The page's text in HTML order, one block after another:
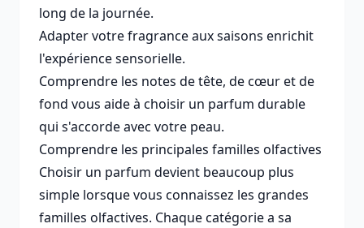
long de la journée.
Adapter votre fragrance aux saisons enrichit
l'expérience sensorielle.
Comprendre les notes de tête, de cœur et de
fond vous aide à choisir un parfum durable
qui s'accorde avec votre peau.
Comprendre les principales familles olfactives
Choisir un parfum devient beaucoup plus
simple lorsque vous connaissez les grandes
familles olfactives. Chaque catégorie a sa